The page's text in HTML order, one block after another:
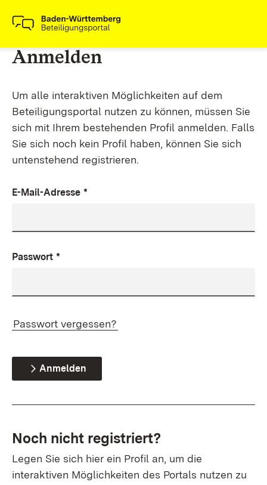
Anmelden
Um alle interaktiven Möglichkeiten auf dem
Beteiligungsportal nutzen zu können, müssen Sie
sich mit Ihrem bestehenden Profil anmelden. Falls
Sie sich noch kein Profil haben, können Sie sich
untenstehend registrieren.
E-Mail-Adresse *
Passwort *
Passwort vergessen?
Anmelden
Noch nicht registriert?
Legen Sie sich hier ein Profil an, um die
interaktiven Möglichkeiten des Portals nutzen zu